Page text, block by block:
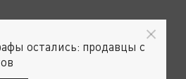
остались: продавцы с